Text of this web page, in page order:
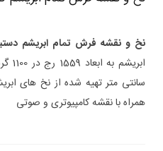
نخ و نقشه فرش تمام ابریشم
سانتی متر تهیه شده از نخ های
همراه با نقشه کامپیوتری و صوتی